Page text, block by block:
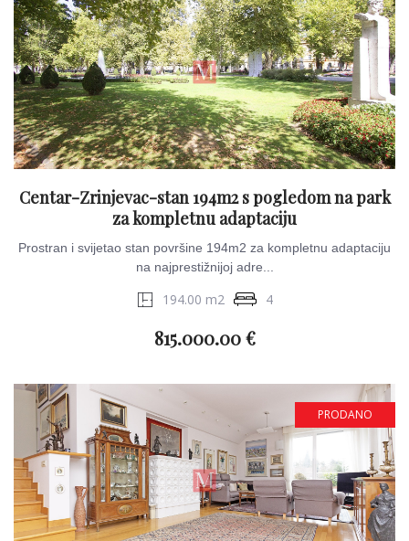
Centar-Zrinjevac-stan 194m2 s pogledom na park
za kompletnu adaptaciju
Prostran i svijetao stan površine 194m2 za kompletnu adaptaciju
na najprestižnijoj adre...
194.00 m2 4
815.000.00 €
PRODANO